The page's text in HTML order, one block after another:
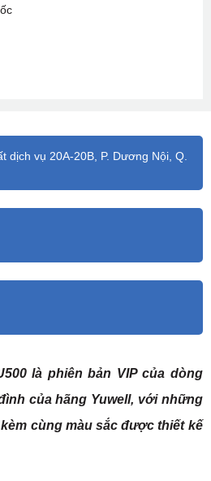
dịch vụ 20A-20B, P. Dương Nội, Q.
là phiên bản VIP của dòng
của hãng Yuwell, với những
cùng màu sắc được thiết kế